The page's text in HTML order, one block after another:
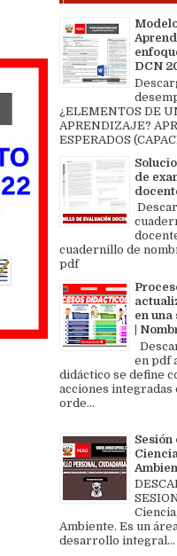
DCN
¿ELEMENTOS DE
APRENDIZAJE?
ESPERADOS
de
cuadernillo de
pdf
en
|
en pdf
didáctico se define
acciones integradas
orde...
Ambiente. Es un
desarrollo integral...